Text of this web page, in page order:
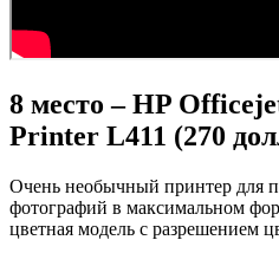
8 место – HP
Printer L411 (270
Очень необычный принтер для
фотографий в максимальном
цветная модель с разрешением